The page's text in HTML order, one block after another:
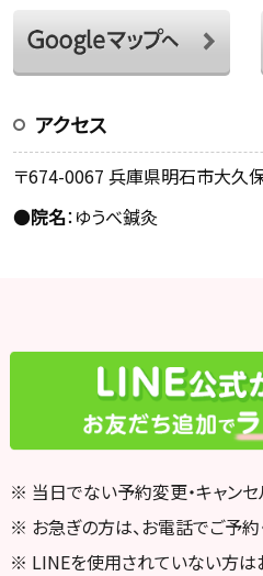
アクセス
〒674-0067 兵庫県明石市大久
●院名：ゆうべ鍼灸
※ 当日でない予約変更・キャンセ
※ お急ぎの方は、お電話でご予約
※ LINEを使用されていない方は